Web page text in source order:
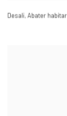
Desali, Abater habitar